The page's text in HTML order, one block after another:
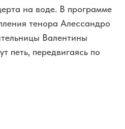
на воде. В программе
тенора Алессандро
Валентины
петь, передвигаясь по